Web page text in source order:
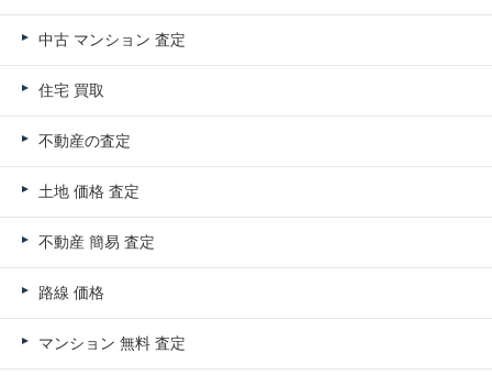
中古 マンション 査定
住宅 買取
不動産の査定
土地 価格 査定
不動産 簡易 査定
路線 価格
マンション 無料 査定